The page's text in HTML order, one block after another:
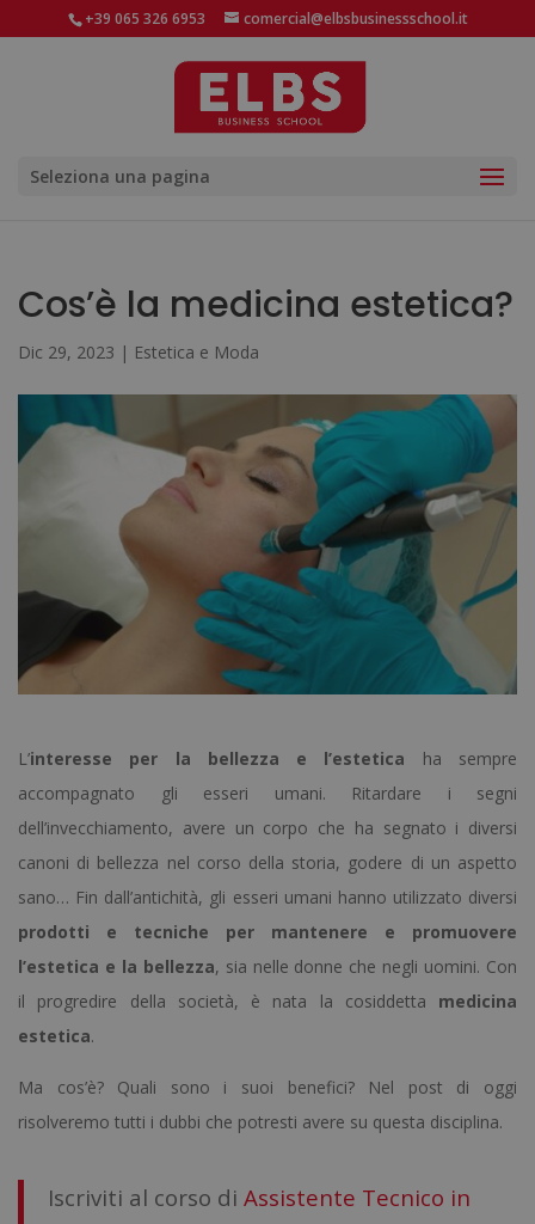
+39 065 326 6953 comercial@elbsbusinessschool.it
Seleziona una pagina
Cos’è la medicina estetica?
Dic 29, 2023 | Estetica e Moda
L’interesse per la bellezza e l’estetica ha sempre
accompagnato gli esseri umani. Ritardare i segni
dell’invecchiamento, avere un corpo che ha segnato i diversi
canoni di bellezza nel corso della storia, godere di un aspetto
sano… Fin dall’antichità, gli esseri umani hanno utilizzato diversi
prodotti e tecniche per mantenere e promuovere
l’estetica e la bellezza, sia nelle donne che negli uomini. Con
il progredire della società, è nata la cosiddetta medicina
estetica.
Ma cos’è? Quali sono i suoi benefici? Nel post di oggi
risolveremo tutti i dubbi che potresti avere su questa disciplina.
Iscriviti al corso di Assistente Tecnico in